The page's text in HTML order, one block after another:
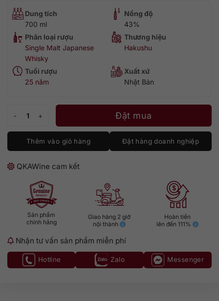
Dung tích
700 ml
Nồng độ
43%
Phân loại rượu
Single Malt Japanese
Whisky
Thương hiệu
Hakushu
Tuổi rượu
25 năm
Xuất xứ
Nhật Bản
Hakushu 25 - Limited Edition số lượngĐặt mua
Thêm vào giỏ hàng Đặt hàng doanh nghiệp
QKAWine cam kết
Sản phẩm
chính hãng
Giao hàng 2 giờ
nội thành
Hoàn tiền
lên đến 111%
Nhận tư vấn sản phẩm miễn phí
Hotline Zalo Messenger